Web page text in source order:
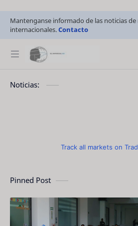
Mantenganse informado de las noticias de
internacionales.Contacto
Noticias:
Track all markets on
Pinned Post